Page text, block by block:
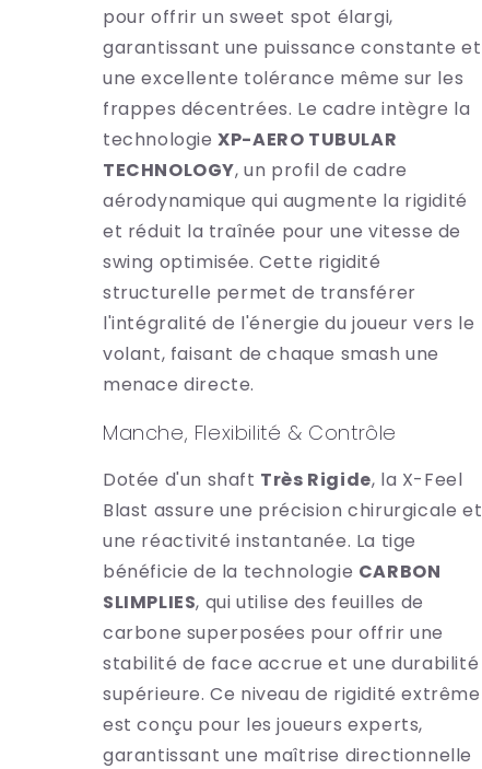
pour offrir un sweet spot élargi,
garantissant une puissance constante et
une excellente tolérance même sur les
frappes décentrées. Le cadre intègre la
technologieXP-AERO TUBULAR
TECHNOLOGY, un profil de cadre
aérodynamique qui augmente la rigidité
et réduit la traînée pour une vitesse de
swing optimisée. Cette rigidité
structurelle permet de transférer
l'intégralité de l'énergie du joueur vers le
volant, faisant de chaque smash une
menace directe.
Manche, Flexibilité & Contrôle
Dotée d'un shaft Très Rigide, la X-Feel
Blast assure une précision chirurgicale et
une réactivité instantanée. La tige
bénéficie de la technologie CARBON
SLIMPLIES, qui utilise des feuilles de
carbone superposées pour offrir une
stabilité de face accrue et une durabilité
supérieure. Ce niveau de rigidité extrême
est conçu pour les joueurs experts,
garantissant une maîtrise directionnelle